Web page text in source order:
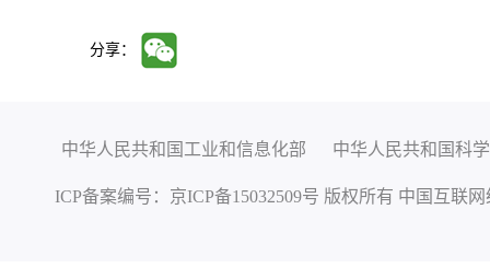
分享：
中华人民共和国工业和信息化部 中华人民共和国科
ICP备案编号： 京ICP备15032509号 版权所有 中国互联